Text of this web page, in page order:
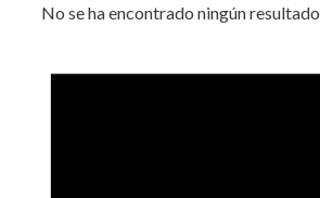
No se ha encontrado ningún resultado.